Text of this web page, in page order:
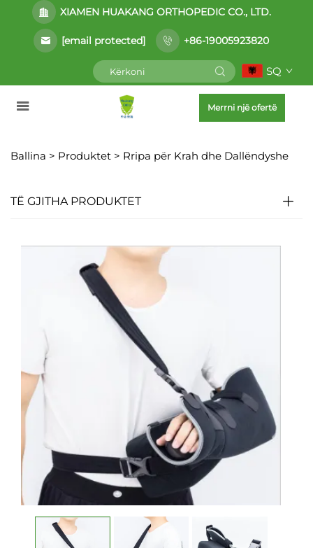
XIAMEN HUAKANG ORTHOPEDIC CO., LTD.
[email protected] +86-19005923820
SQ
Merrni një ofertë
Ballina > Produktet > Rripa për Krah dhe Dallëndyshe
TË GJITHA PRODUKTET